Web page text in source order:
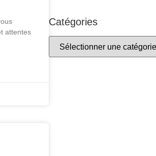
attentes
Catégories